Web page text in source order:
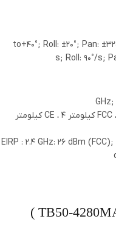
حداکثر فاصله ی انتقال داده : 7 کیلومتر FCC ، 3.5 کیلومتر CE ، 4 کیلومتر
EIRP : 2.4 GHz: 26 dBm